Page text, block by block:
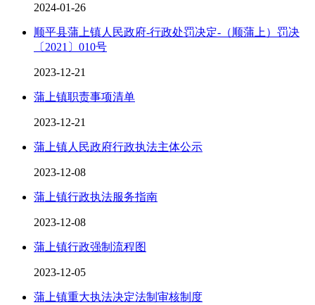
2024-01-26
顺平县蒲上镇人民政府-行政处罚决定-（顺蒲上）罚决
〔2021〕010号
2023-12-21
蒲上镇职责事项清单
2023-12-21
蒲上镇人民政府行政执法主体公示
2023-12-08
蒲上镇行政执法服务指南
2023-12-08
蒲上镇行政强制流程图
2023-12-05
蒲上镇重大执法决定法制审核制度